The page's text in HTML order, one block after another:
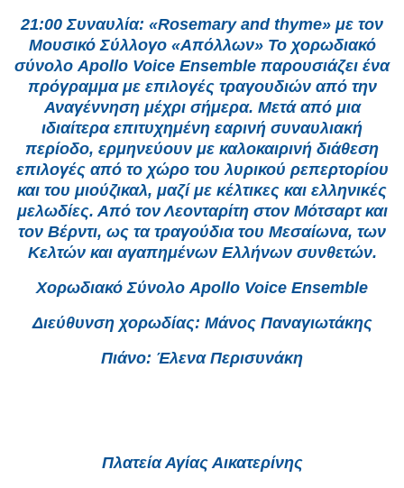
21:00 Συναυλία: «Rosemary and thyme» με τον
Μουσικό Σύλλογο «Απόλλων» Το χορωδιακό
σύνολο Apollo Voice Ensemble παρουσιάζει ένα
πρόγραμμα με επιλογές τραγουδιών από την
Αναγέννηση μέχρι σήμερα. Μετά από μια
ιδιαίτερα επιτυχημένη εαρινή συναυλιακή
περίοδο, ερμηνεύουν με καλοκαιρινή διάθεση
επιλογές από το χώρο του λυρικού ρεπερτορίου
και του μιούζικαλ, μαζί με κέλτικες και ελληνικές
μελωδίες. Από τον Λεονταρίτη στον Μότσαρτ και
τον Βέρντι, ως τα τραγούδια του Μεσαίωνα, των
Κελτών και αγαπημένων Ελλήνων συνθετών.
Χορωδιακό Σύνολο Apollo Voice Ensemble
Διεύθυνση χορωδίας: Μάνος Παναγιωτάκης
Πιάνο: Έλενα Περισυνάκη
Πλατεία Αγίας Αικατερίνης